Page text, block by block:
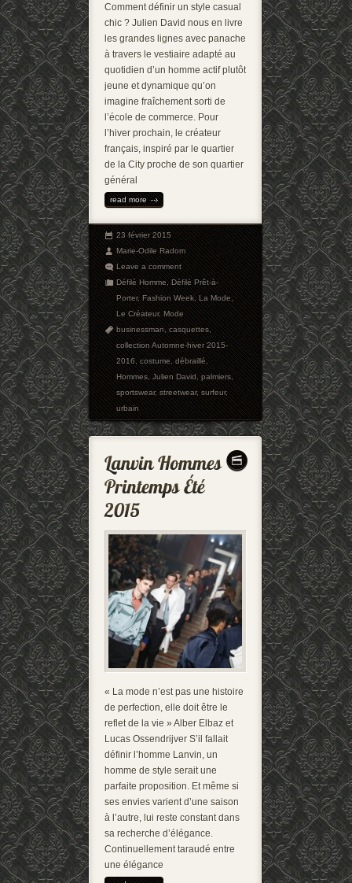
Comment définir un style casual
chic ? Julien David nous en livre
les grandes lignes avec panache
à travers le vestiaire adapté au
quotidien d’un homme actif plutôt
jeune et dynamique qu’on
imagine fraîchement sorti de
l’école de commerce. Pour
l’hiver prochain, le créateur
français, inspiré par le quartier
de la City proche de son quartier
général
read more
23 février 2015
Marie-Odile Radom
Leave a comment
Défilé Homme,Défilé Prêt-à-
Porter,Fashion Week,La Mode,
Le Créateur,Mode
businessman,casquettes,
collection Automne-hiver 2015-
2016,costume,débraillé,
Hommes,Julien David,palmiers,
sportswear,streetwear,surfeur,
urbain
« La mode n’est pas une histoire
de perfection, elle doit être le
reflet de la vie » Alber Elbaz et
Lucas Ossendrijver S’il fallait
définir l’homme Lanvin, un
homme de style serait une
parfaite proposition. Et même si
ses envies varient d’une saison
à l’autre, lui reste constant dans
sa recherche d’élégance.
Continuellement taraudé entre
une élégance